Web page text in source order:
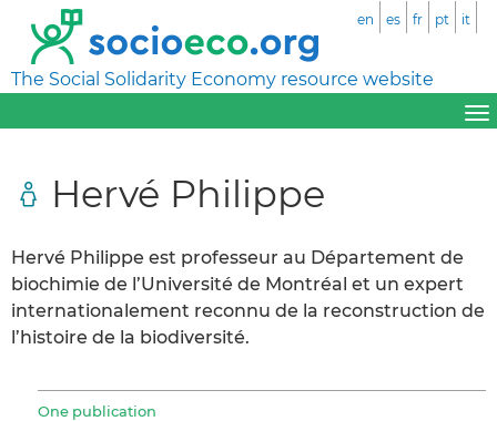
The Social Solidarity Economy resource website
en es fr pt it
Hervé Philippe
Hervé Philippe est professeur au Département de
biochimie de l’Université de Montréal et un expert
internationalement reconnu de la reconstruction de
l’histoire de la biodiversité.
One publication